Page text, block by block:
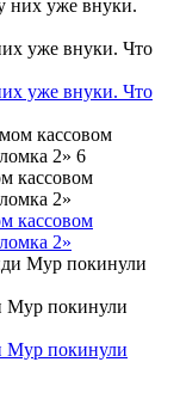
уже внуки. Что
уже внуки. Что
кассовом
2»
кассовом
2»
покинули
покинули